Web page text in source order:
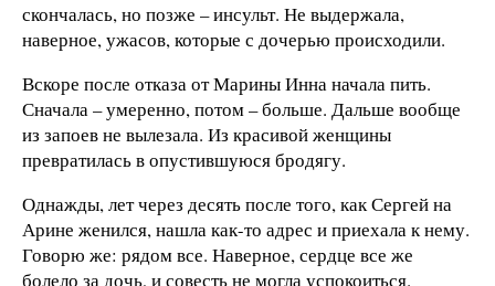
скончалась, но позже – инсульт. Не выдержала,
наверное, ужасов, которые с дочерью происходили.
Вскоре после отказа от Марины Инна начала пить.
Сначала – умеренно, потом – больше. Дальше вообще
из запоев не вылезала. Из красивой женщины
превратилась в опустившуюся бродягу.
Однажды, лет через десять после того, как Сергей на
Арине женился, нашла как-то адрес и приехала к нему.
Говорю же: рядом все. Наверное, сердце все же
болело за дочь, и совесть не могла успокоиться.